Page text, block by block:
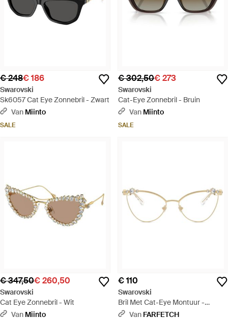
€ 248€ 186
Swarovski
Sk6057 Cat Eye Zonnebril - Zwart
Van Miinto
SALE
€ 302,50€ 273
Swarovski
Cat-Eye Zonnebril - Bruin
Van Miinto
SALE
€ 347,50€ 260,50
Swarovski
Cat Eye Zonnebril - Wit
Van Miinto
€ 110
Swarovski
Bril Met Cat-Eye Montuur -
Naturel
Van FARFETCH